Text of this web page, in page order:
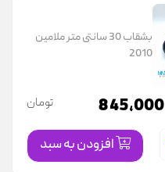
بشقاب 30 سانتی متر ملامین
2010
845,000 تومان
افزودن به سبد